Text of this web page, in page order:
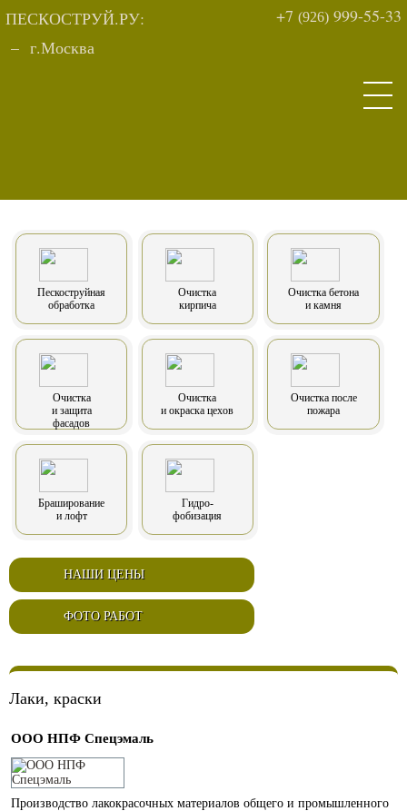
ПЕСКОСТРУЙ.РУ: +7 (926) 999-55-33
– г.Москва
Пескоструйная
обработка
Очистка
кирпича
Очистка бетона
и камня
Очистка
и защита
фасадов
Очистка
и окраска цехов
Очистка после
пожара
Браширование
и лофт
Гидро-
фобизация
НАШИ ЦЕНЫ
ФОТО РАБОТ
Лаки, краски
ООО НПФ Спецэмаль
Производство лакокрасочных материалов общего и промышленного